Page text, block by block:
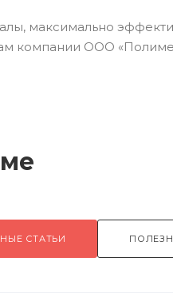
максимально
компании ООО
СТАТЬИ